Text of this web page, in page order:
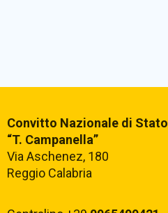
Convitto Nazionale di Stato
“T. Campanella”
Via Aschenez, 180
Reggio Calabria